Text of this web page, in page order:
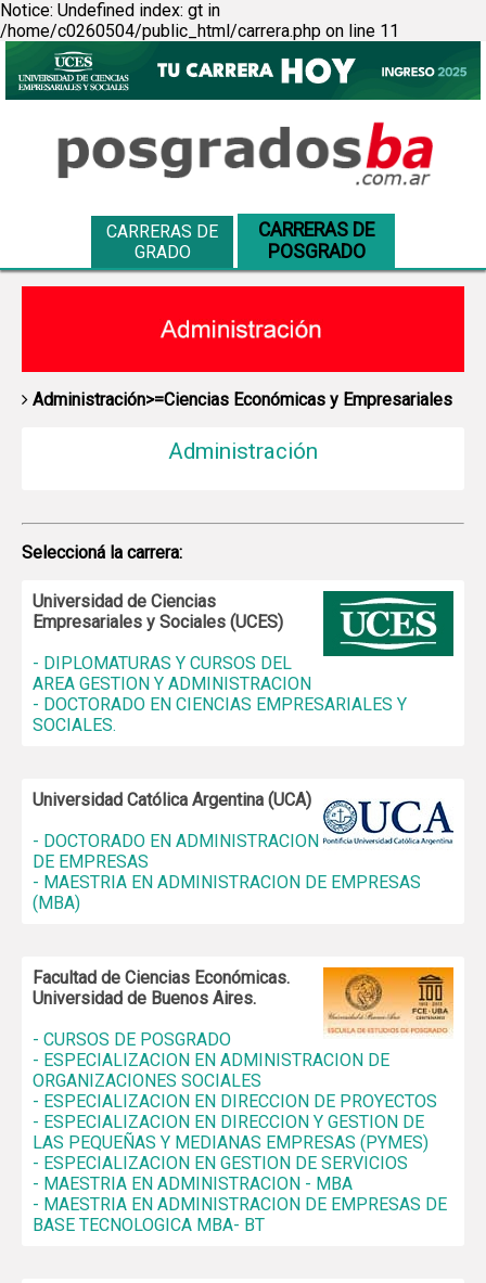
Notice: Undefined index: gt in
/home/c0260504/public_html/carrera.php on line 11
CARRERAS DE
GRADO
CARRERAS DE
POSGRADO
Administración>=Ciencias Económicas y Empresariales
Administración
Seleccioná la carrera:
Universidad de Ciencias
Empresariales y Sociales (UCES)
- DIPLOMATURAS Y CURSOS DEL
AREA GESTION Y ADMINISTRACION
- DOCTORADO EN CIENCIAS EMPRESARIALES Y
SOCIALES.
Universidad Católica Argentina (UCA)
- DOCTORADO EN ADMINISTRACION
DE EMPRESAS
- MAESTRIA EN ADMINISTRACION DE EMPRESAS
(MBA)
Facultad de Ciencias Económicas.
Universidad de Buenos Aires.
- CURSOS DE POSGRADO
- ESPECIALIZACION EN ADMINISTRACION DE
ORGANIZACIONES SOCIALES
- ESPECIALIZACION EN DIRECCION DE PROYECTOS
- ESPECIALIZACION EN DIRECCION Y GESTION DE
LAS PEQUEÑAS Y MEDIANAS EMPRESAS (PYMES)
- ESPECIALIZACION EN GESTION DE SERVICIOS
- MAESTRIA EN ADMINISTRACION - MBA
- MAESTRIA EN ADMINISTRACION DE EMPRESAS DE
BASE TECNOLOGICA MBA- BT